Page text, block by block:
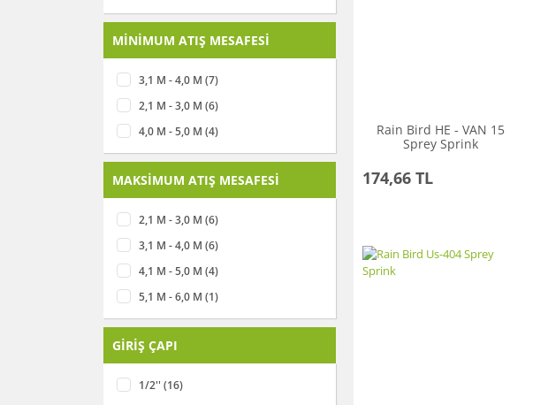
MİNİMUM ATIŞ MESAFESİ
3,1 M - 4,0 M (7)
2,1 M - 3,0 M (6)
4,0 M - 5,0 M (4)
MAKSİMUM ATIŞ MESAFESİ
2,1 M - 3,0 M (6)
3,1 M - 4,0 M (6)
4,1 M - 5,0 M (4)
5,1 M - 6,0 M (1)
GİRİŞ ÇAPI
1/2'' (16)
Rain Bird HE - VAN 15
Sprey Sprink
174,66 TL